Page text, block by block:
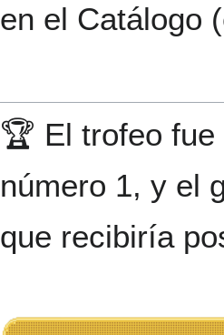
en el Catálogo
🏆 El trofeo
número 1, y el
que recibiría